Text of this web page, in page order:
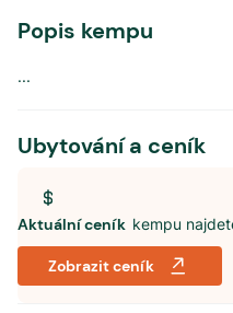
Popis kempu
...
Ubytování a ceník
Aktuální ceník kempu
Zobrazit ceník